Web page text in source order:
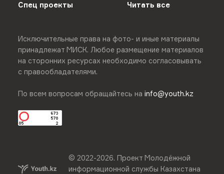
Спец проекты
Читать все
Исключительные права на фото- и иные материалы
принадлежат МИСК. Любое размещение материалов
на сторонних ресурсах необходимо согласовывать
с правообладателями.
По всем вопросам обращайтесь на info@youth.kz
© 2022-2026.Проект Молодёжной
информационной службы Казахстана